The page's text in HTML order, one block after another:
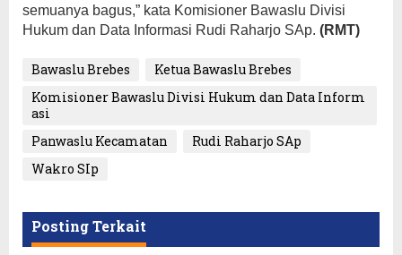
semuanya bagus,” kata Komisioner Bawaslu Divisi
Hukum dan Data Informasi Rudi Raharjo SAp. (RMT)
Bawaslu Brebes
Ketua Bawaslu Brebes
Komisioner Bawaslu Divisi Hukum dan Data Inform
asi
Panwaslu Kecamatan
Rudi Raharjo SAp
Wakro SIp
Posting Terkait